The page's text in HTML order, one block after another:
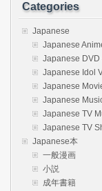
Categories
Japanese
Japanese
Japanese DVD
Japanese Idol
Japanese
Japanese
Japanese TV
Japanese TV
Japanese本
一般漫画
小説
成年書籍